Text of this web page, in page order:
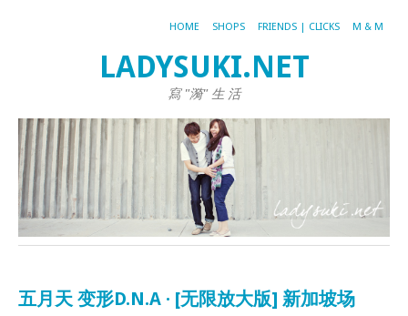
HOME SHOPS FRIENDS | CLICKS M & M
LADYSUKI.NET
寫 "漪" 生 活
五月天 变形D.N.A · [无限放大版] 新加坡场